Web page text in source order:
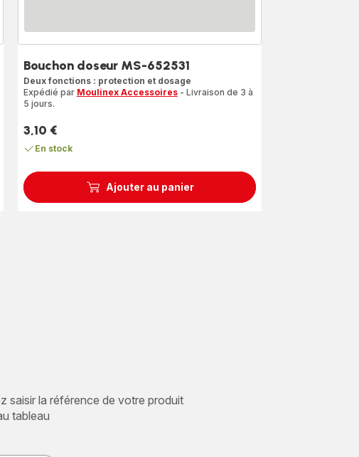
Ajouter au panier
Bouchon doseur MS-652531
Deux fonctions : protection et dosage
Expédié par Moulinex Accessoires- Livraison de 3 à
5 jours.
Prix
3,10 €
En stock
saisir la référence de votre produit
tableau